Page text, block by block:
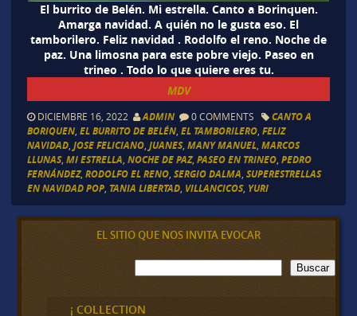
El burrito de Belén. Mi estrella. Canto a Borinquen.
Amarga navidad. A quién no le gusta eso. El
tamborilero. Feliz navidad . Rodolfo el reno. Noche de
paz. Una limosna para este pobre viejo. Paseo en
trineo . Todo lo que quiere eres tu.
MDV
DICIEMBRE 16, 2022 ADMIN 0 COMMENTS
CANTO A
BORIQUEN, EL BURRITO DE BELÉN, EL TAMBORILERO, FELIZ
NAVIDAD, JOSE FELICIANO, JUANES, MANY MANUEL, MARCOS
LLUNAS, MI ESTRELLA NOCHE DE PAZ, PASEO EN TRINEO, PEDRO
FERNÁNDEZ, RODOLFO EL RENO, SERGIO DALMA SUPERESTRELLAS
EN NAVIDAD POP, TANIA LIBERTAD, VILLANCICOS, YURI
EL SITIO QUE NOS INVITA EVOCAR
B
u
c
Buscar
¡ COLLECTION